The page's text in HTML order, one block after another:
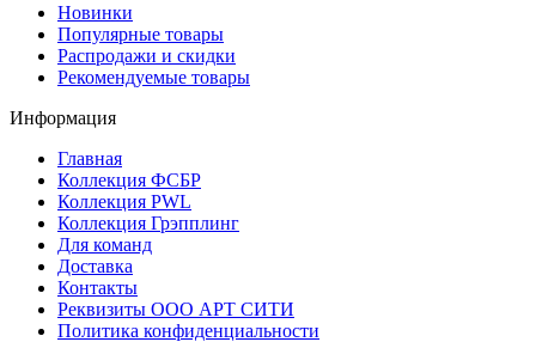
Новинки
Популярные товары
Распродажи и скидки
Рекомендуемые товары
Информация
Главная
Коллекция ФСБР
Коллекция PWL
Коллекция Грэпплинг
Для команд
Доставка
Контакты
Реквизиты ООО АРТ СИТИ
Политика конфиденциальности